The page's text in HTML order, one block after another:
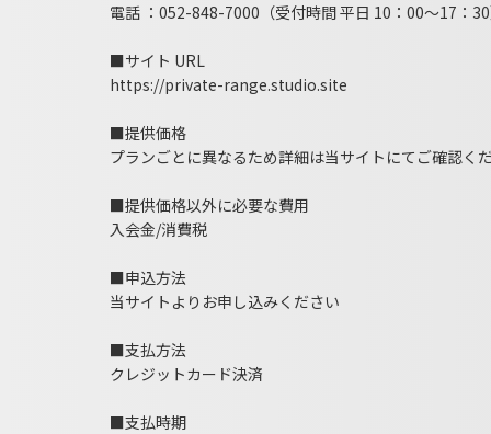
電話 ：052-848-7000（受付時間 平日 10：00～17：
■サイト URL
https://private-range.studio.site
■提供価格
プランごとに異なるため詳細は当サイトにてご確認く
■提供価格以外に必要な費用
入会金/消費税
■申込方法
当サイトよりお申し込みください
■支払方法
クレジットカード決済
■支払時期